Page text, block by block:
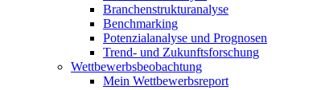
Branchenstrukturanalyse
Benchmarking
Potenzialanalyse und Prognosen
Trend- und Zukunftsforschung
Wettbewerbs­beobachtung
Mein Wettbewerbsreport